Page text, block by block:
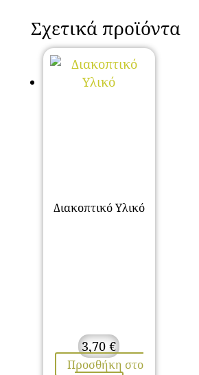
Σχετικά προϊόντα
Διακοπτικό Υλικό
3,70€
Προσθήκη στο